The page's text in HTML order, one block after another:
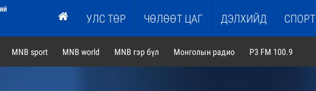
УЛС ТӨР ЧӨЛӨӨТ ЦАГ ДЭЛХИЙД СПОРТ
MNB sport MNB world MNB гэр бүл Монголын радио P3 FM 100.9